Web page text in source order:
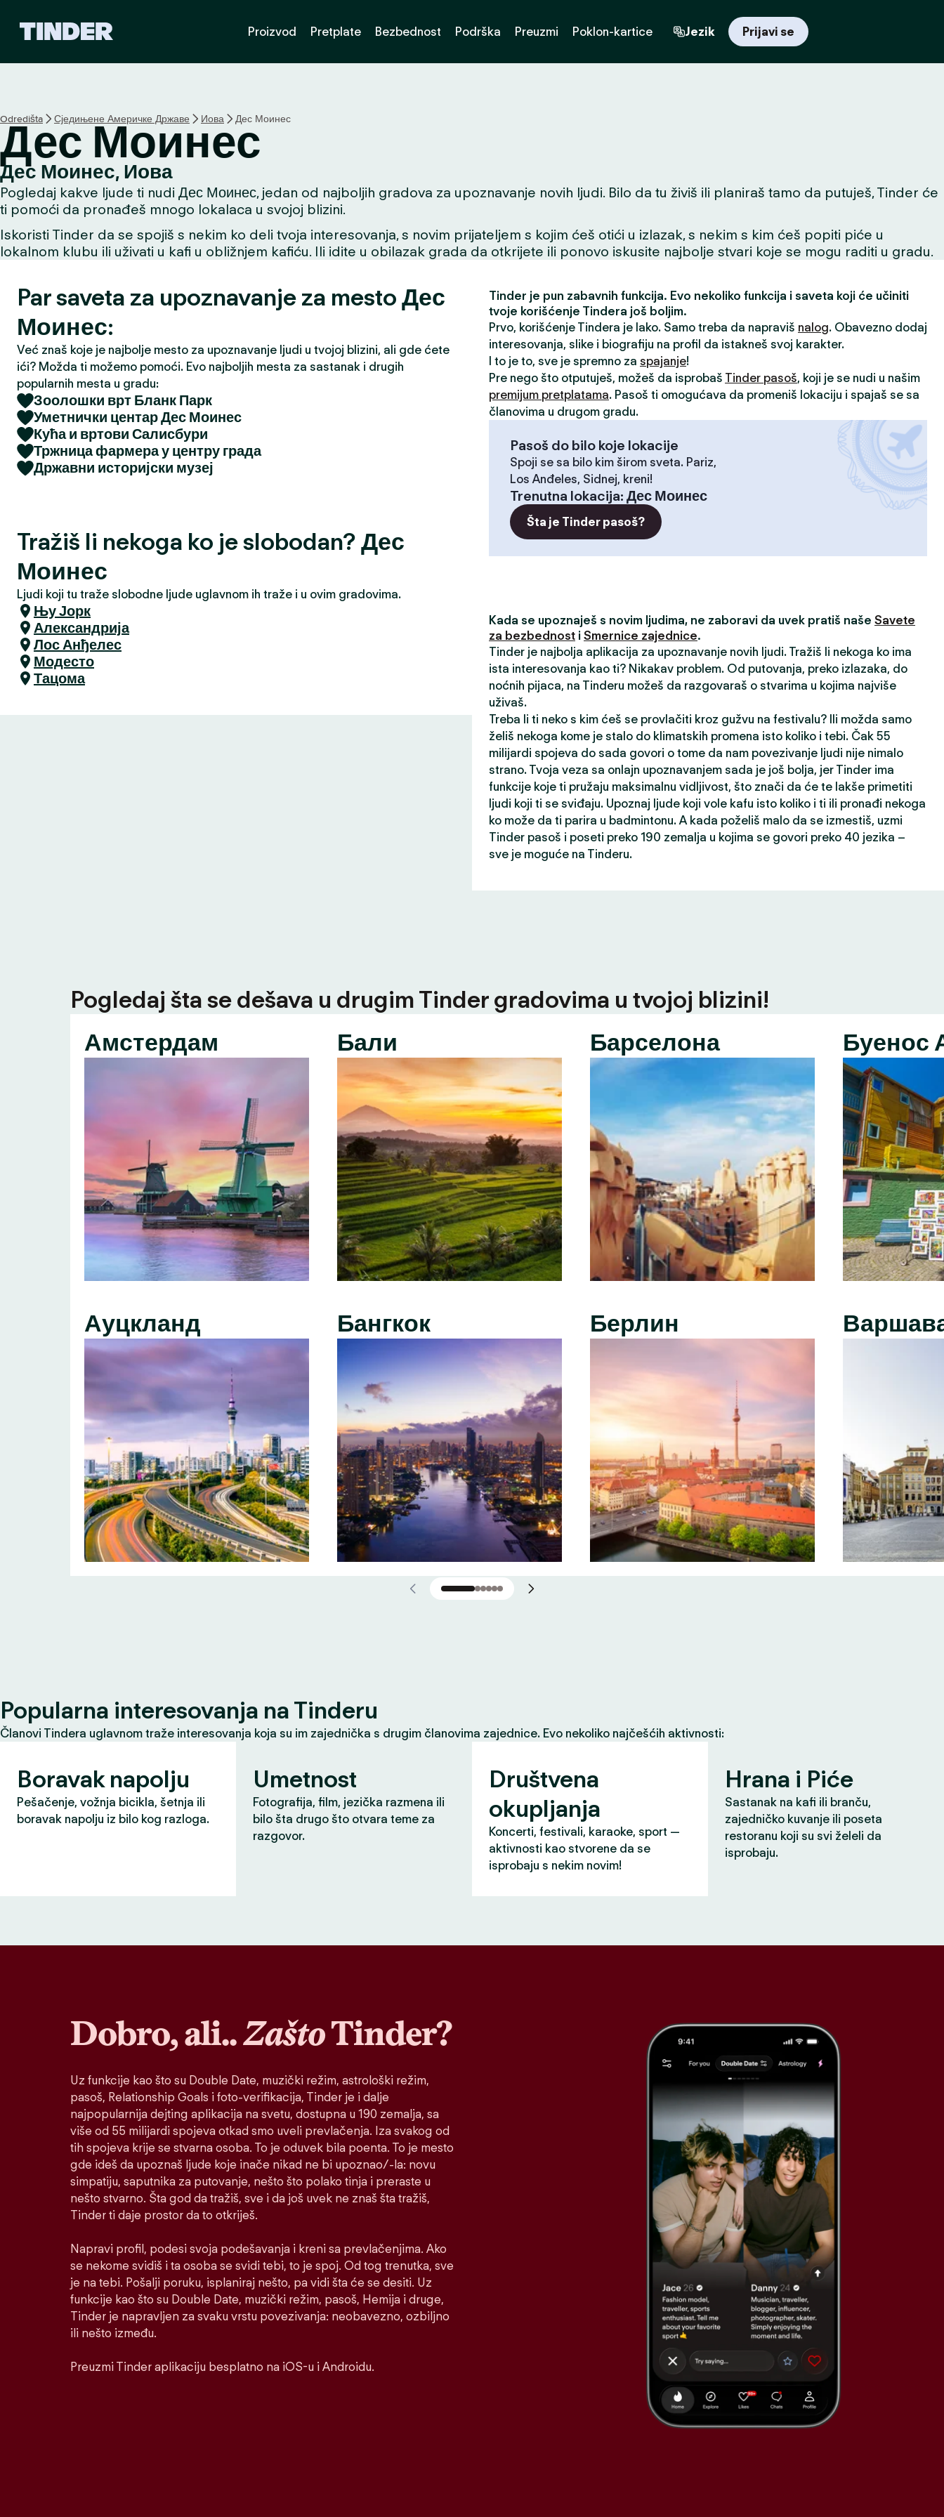
p
o
č
t
n
a
t
r
i
c
Proizvod Pretplate Bezbednost Podrška Preuzmi Poklon-kartice Jezik Prijavi se
Odredišta Сједињене Америчке Државе Иова Дес Моинес
Дес Моинес
Дес Моинес, Иова
Pogledaj kakve ljude ti nudi Дес Моинес, jedan od najboljih gradova za upoznavanje novih ljudi. Bilo da tu živiš ili planiraš tamo da putuješ, Tinder će
ti pomoći da pronađeš mnogo lokalaca u svojoj blizini.
Iskoristi Tinder da se spojiš s nekim ko deli tvoja interesovanja, s novim prijateljem s kojim ćeš otići u izlazak, s nekim s kim ćeš popiti piće u
lokalnom klubu ili uživati u kafi u obližnjem kafiću. Ili idite u obilazak grada da otkrijete ili ponovo iskusite najbolje stvari koje se mogu raditi u gradu.
Par saveta za upoznavanje za mesto Дес
Моинес:
Već znaš koje je najbolje mesto za upoznavanje ljudi u tvojoj blizini, ali gde ćete
ići? Možda ti možemo pomoći. Evo najboljih mesta za sastanak i drugih
popularnih mesta u gradu:
Зоолошки врт Бланк Парк
Уметнички центар Дес Моинес
Кућа и вртови Салисбури
Тржница фармера у центру града
Државни историјски музеј
Tražiš li nekoga ko je slobodan? Дес
Моинес
Ljudi koji tu traže slobodne ljude uglavnom ih traže i u ovim gradovima.
Њу Јорк
Александрија
Лос Анђелес
Модесто
Тацома
Tinder je pun zabavnih funkcija. Evo nekoliko funkcija i saveta koji će učiniti
tvoje korišćenje Tindera još boljim.
Prvo, korišćenje Tindera je lako. Samo treba da napraviš nalog. Obavezno dodaj
interesovanja, slike i biografiju na profil da istakneš svoj karakter.
I to je to, sve je spremno za spajanje!
Pre nego što otputuješ, možeš da isprobaš Tinder pasoš, koji je se nudi u našim
premijum pretplatama. Pasoš ti omogućava da promeniš lokaciju i spajaš se sa
članovima u drugom gradu.
Pasoš do bilo koje lokacije
Spoji se sa bilo kim širom sveta. Pariz,
Los Anđeles, Sidnej, kreni!
Trenutna lokacija: Дес Моинес
Šta je Tinder pasoš?
Kada se upoznaješ s novim ljudima, ne zaboravi da uvek pratiš naše Savete
za bezbednost i Smernice zajednice.
Tinder je najbolja aplikacija za upoznavanje novih ljudi. Tražiš li nekoga ko ima
ista interesovanja kao ti? Nikakav problem. Od putovanja, preko izlazaka, do
noćnih pijaca, na Tinderu možeš da razgovaraš o stvarima u kojima najviše
uživaš.
Treba li ti neko s kim ćeš se provlačiti kroz gužvu na festivalu? Ili možda samo
želiš nekoga kome je stalo do klimatskih promena isto koliko i tebi. Čak 55
milijardi spojeva do sada govori o tome da nam povezivanje ljudi nije nimalo
strano. Tvoja veza sa onlajn upoznavanjem sada je još bolja, jer Tinder ima
funkcije koje ti pružaju maksimalnu vidljivost, što znači da će te lakše primetiti
ljudi koji ti se sviđaju. Upoznaj ljude koji vole kafu isto koliko i ti ili pronađi nekoga
ko može da ti parira u badmintonu. A kada poželiš malo da se izmestiš, uzmi
Tinder pasoš i poseti preko 190 zemalja u kojima se govori preko 40 jezika –
sve je moguće na Tinderu.
Pogledaj šta se dešava u drugim Tinder gradovima u tvojoj blizini!
Амстердам
Ауцкланд
Бали
Бангкок
Барселона
Берлин
Буенос
Popularna interesovanja na Tinderu
Članovi Tindera uglavnom traže interesovanja koja su im zajednička s drugim članovima zajednice. Evo nekoliko najčešćih aktivnosti:
Boravak napolju
Pešačenje, vožnja bicikla, šetnja ili
boravak napolju iz bilo kog razloga.
Umetnost
Fotografija, film, jezička razmena ili
bilo šta drugo što otvara teme za
razgovor.
Društvena
okupljanja
Koncerti, festivali, karaoke, sport —
aktivnosti kao stvorene da se
isprobaju s nekim novim!
Hrana i Piće
Sastanak na kafi ili branču,
zajedničko kuvanje ili poseta
restoranu koji su svi želeli da
isprobaju.
Dobro, ali..ZaštoTinder?
Uz funkcije kao što su Double Date, muzički režim, astrološki režim,
pasoš, Relationship Goals i foto-verifikacija, Tinder je i dalje
najpopularnija dejting aplikacija na svetu, dostupna u 190 zemalja, sa
više od 55 milijardi spojeva otkad smo uveli prevlačenja. Iza svakog od
tih spojeva krije se stvarna osoba. To je oduvek bila poenta. To je mesto
gde ideš da upoznaš ljude koje inače nikad ne bi upoznao/-la: novu
simpatiju, saputnika za putovanje, nešto što polako tinja i preraste u
nešto stvarno. Šta god da tražiš, sve i da još uvek ne znaš šta tražiš,
Tinder ti daje prostor da to otkriješ.
Napravi profil, podesi svoja podešavanja i kreni sa prevlačenjima. Ako
se nekome svidiš i ta osoba se svidi tebi, to je spoj. Od tog trenutka, sve
je na tebi. Pošalji poruku, isplaniraj nešto, pa vidi šta će se desiti. Uz
funkcije kao što su Double Date, muzički režim, pasoš, Hemija i druge,
Tinder je napravljen za svaku vrstu povezivanja: neobavezno, ozbiljno
ili nešto između.
Preuzmi Tinder aplikaciju besplatno na iOS-u i Androidu.